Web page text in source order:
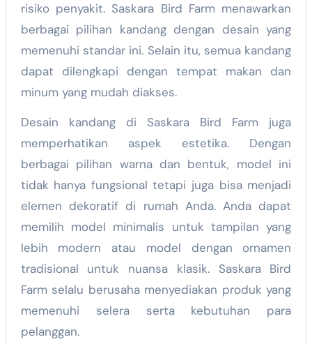
risiko penyakit. Saskara Bird Farm menawarkan
berbagai pilihan kandang dengan desain yang
memenuhi standar ini. Selain itu, semua kandang
dapat dilengkapi dengan tempat makan dan
minum yang mudah diakses.
Desain kandang di Saskara Bird Farm juga
memperhatikan aspek estetika. Dengan
berbagai pilihan warna dan bentuk, model ini
tidak hanya fungsional tetapi juga bisa menjadi
elemen dekoratif di rumah Anda. Anda dapat
memilih model minimalis untuk tampilan yang
lebih modern atau model dengan ornamen
tradisional untuk nuansa klasik. Saskara Bird
Farm selalu berusaha menyediakan produk yang
memenuhi selera serta kebutuhan para
pelanggan.